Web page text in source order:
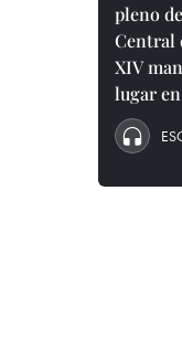
pleno
Central
XIV
lugar